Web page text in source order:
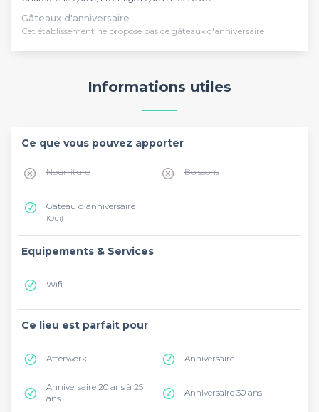
Gâteaux d'anniversaire
Cet établissement ne propose pas de gâteaux d'anniversaire
Informations utiles
Ce que vous pouvez apporter
Nourriture Boissons
Gâteau d'anniversaire
(Oui)
Equipements & Services
Wifi
Ce lieu est parfait pour
Afterwork Anniversaire
Anniversaire 20 ans à 25
ans
Anniversaire 30 ans